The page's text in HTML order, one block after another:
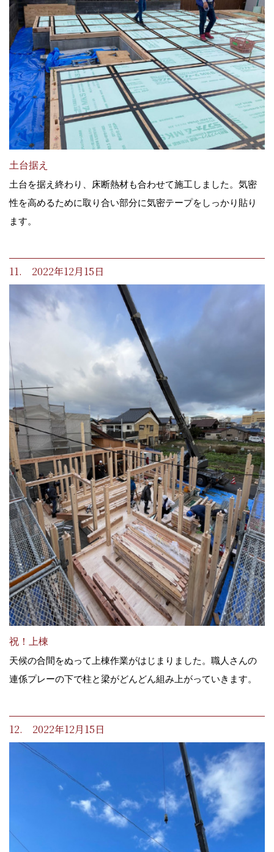
土台据え
土台を据え終わり、床断熱材も合わせて施工しました。気密
性を高めるために取り合い部分に気密テープをしっかり貼り
ます。
11. 2022年12月15日
祝！上棟
天候の合間をぬって上棟作業がはじまりました。職人さんの
連係プレーの下で柱と梁がどんどん組み上がっていきます。
12. 2022年12月15日